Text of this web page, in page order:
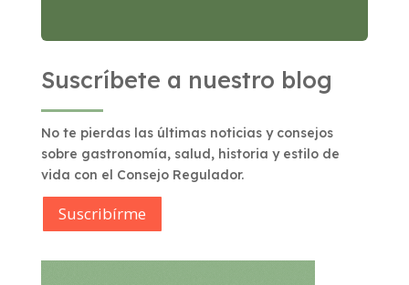
Suscríbete a nuestro blog
No te pierdas las últimas noticias y consejos
sobre gastronomía, salud, historia y estilo de
vida con el Consejo Regulador.
Suscribírme